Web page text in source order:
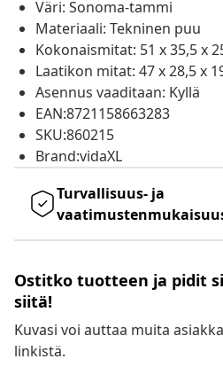
Väri: Sonoma-tammi
Materiaali: Tekninen puu
Kokonaismitat: 51 x 35,5 x
Laatikon mitat: 47 x 28,5 x
Asennus vaaditaan: Kyllä
EAN:8721158663283
SKU:860215
Brand:vidaXL
Turvallisuus- ja
Ostitko tuotteen ja pidit
siitä!
Kuvasi voi auttaa muita
linkistä.